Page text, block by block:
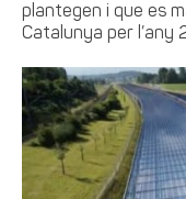
plantegen i que es
Catalunya per l’any